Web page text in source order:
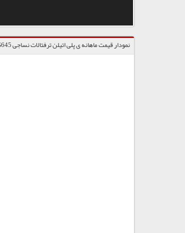
نمودار قیمت ماهانه ی پلی اتیلن ترفتالات نساجی Super Bright TG645 / پتروشیمی تندگویان